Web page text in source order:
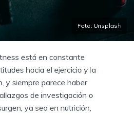
Foto: Unsplash
está en constante
hacia el ejercicio y la
y siempre parece haber
de investigación o
ya sea en nutrición,